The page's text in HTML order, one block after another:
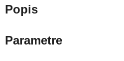
Popis
Parametre